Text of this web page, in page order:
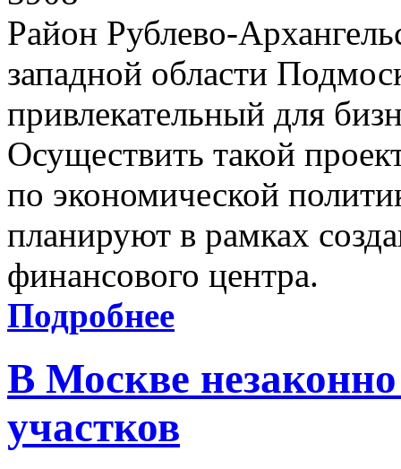
Район Рублево-
западной области
привлекательный для
Осуществить такой
по экономической
планируют в рамках
финансового центра.
Подробнее
В Москве
участков